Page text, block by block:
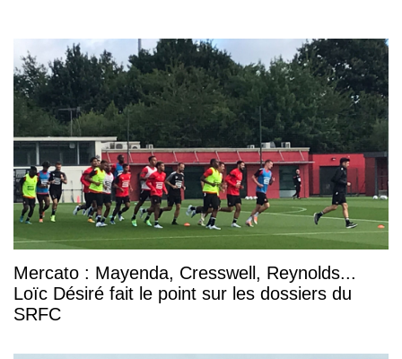
Mercato : Mayenda, Cresswell, Reynolds...
Loïc Désiré fait le point sur les dossiers du
SRFC